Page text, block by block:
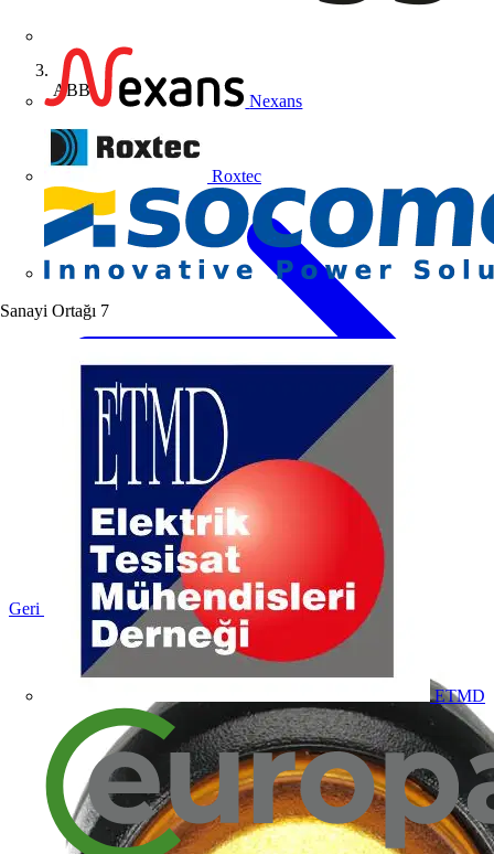
Nexans
Roxtec
Sanayi Ortağı 7
ETMD
ABB
Geri dön Ürünler